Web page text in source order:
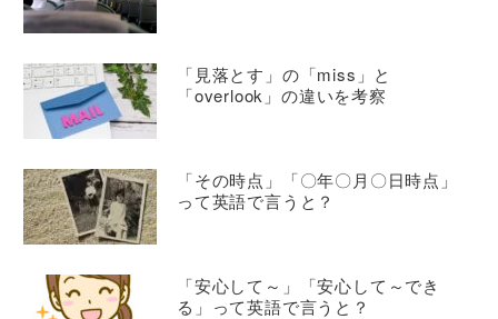
「見落とす」の「miss」と
「overlook」の違いを考察
「その時点」「〇年〇月〇日時点」
って英語で言うと？
「安心して～」「安心して～でき
る」って英語で言うと？